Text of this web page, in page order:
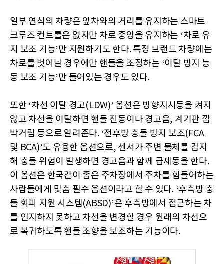
일부 연식의 차량은 앞차와의 거리를 유지하는 스마트
크루즈 컨트롤은 없지만 차로 중앙을 유지하는 ‘차로 유
지 보조 기능’만 지원하기도 한다. 특정 브랜드 차량에는
차로를 벗어날 경우에만 핸들을 조정하는 ‘이탈 방지 능
동 보조 기능’만 들어있는 경우도 있다.
또한 ‘차선 이탈 경고(LDW)’ 옵션은 방향지시등을 켜지
않고 차선을 이탈하면 핸들 진동이나 경고음, 계기판 깜
박거림 등으로 알려준다. ‘전후방 충돌 방지 보조(FCA
및 BCA)’도 유용한 옵션으로, 센서가 주변 물체를 감지
해 충돌 위험이 발생하면 경고음과 함께 급제동을 한다.
이 옵션은 한국같이 좁은 주차장에서 주차를 힘들어하는
사람들에게 맞춤 필수 옵션이라고 할 수 있다. ‘후측방 충
돌 회피 지원 시스템(ABSD)’은 후측방에서 접근하는 차
를 인지하지 못하고 차선을 변경할 경우 원래의 차선으
로 복귀하도록 핸들 조향을 보조하는 기능이다.